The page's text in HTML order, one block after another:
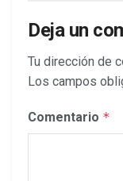
Deja un
Tu dirección de
Los campos
Comentario *